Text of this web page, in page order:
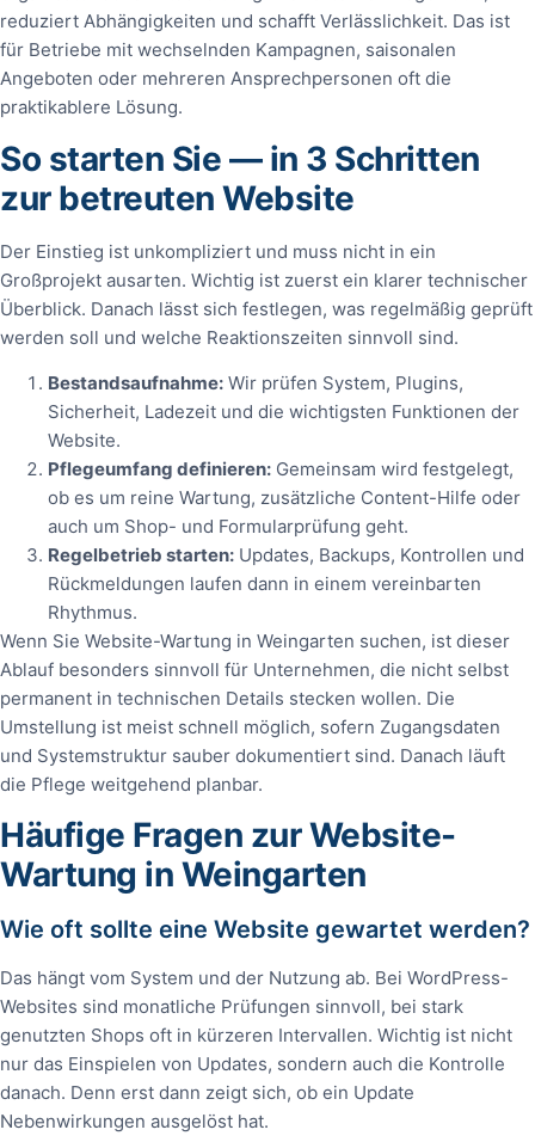
reduziert Abhängigkeiten und schafft Verlässlichkeit. Das ist
für Betriebe mit wechselnden Kampagnen, saisonalen
Angeboten oder mehreren Ansprechpersonen oft die
praktikablere Lösung.
So starten Sie — in 3 Schritten
zur betreuten Website
Der Einstieg ist unkompliziert und muss nicht in ein
Großprojekt ausarten. Wichtig ist zuerst ein klarer technischer
Überblick. Danach lässt sich festlegen, was regelmäßig geprüft
werden soll und welche Reaktionszeiten sinnvoll sind.
Bestandsaufnahme: Wir prüfen System, Plugins,
Sicherheit, Ladezeit und die wichtigsten Funktionen der
Website.
Pflegeumfang definieren: Gemeinsam wird festgelegt,
ob es um reine Wartung, zusätzliche Content-Hilfe oder
auch um Shop- und Formularprüfung geht.
Regelbetrieb starten: Updates, Backups, Kontrollen und
Rückmeldungen laufen dann in einem vereinbarten
Rhythmus.
Wenn Sie Website-Wartung in Weingarten suchen, ist dieser
Ablauf besonders sinnvoll für Unternehmen, die nicht selbst
permanent in technischen Details stecken wollen. Die
Umstellung ist meist schnell möglich, sofern Zugangsdaten
und Systemstruktur sauber dokumentiert sind. Danach läuft
die Pflege weitgehend planbar.
Häufige Fragen zur Website-
Wartung in Weingarten
Wie oft sollte eine Website gewartet werden?
Das hängt vom System und der Nutzung ab. Bei WordPress-
Websites sind monatliche Prüfungen sinnvoll, bei stark
genutzten Shops oft in kürzeren Intervallen. Wichtig ist nicht
nur das Einspielen von Updates, sondern auch die Kontrolle
danach. Denn erst dann zeigt sich, ob ein Update
Nebenwirkungen ausgelöst hat.